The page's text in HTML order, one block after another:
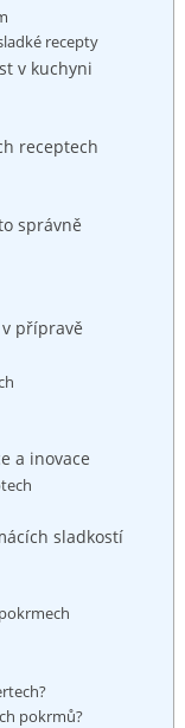
recepty
v kuchyni
⁤receptech
správně
‌přípravě
a inovace
sladkostí
pokrmů?